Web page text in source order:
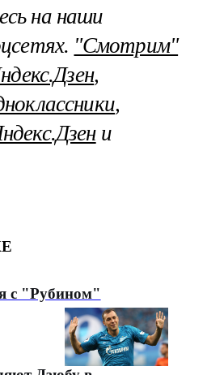
на наши
"Смотрим"
,
,
и
с "Рубином"